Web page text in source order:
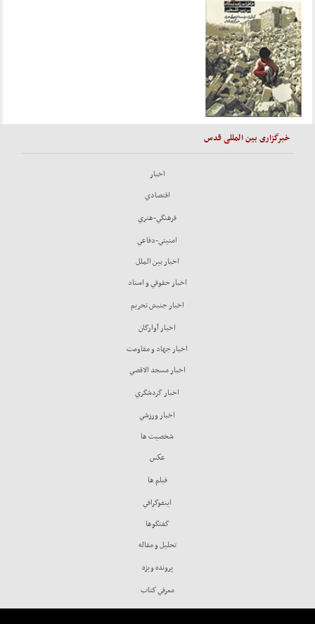
خبرگزاری بین المللی قدس
اخبار
اقتصادي
فرهنگي-هنري
امنيتي-دفاعي
اخبار بين الملل
اخبار حقوقي و اسناد
اخبار جنبش تحريم
اخبار آوارگان
اخبار جهاد و مقاومت
اخبار مسجد الاقصي
اخبار گردشگري
اخبار ورزشي
شخصيت ها
عكس
فيلم ها
اينفوگرافي
گفتگوها
تحليل و مقاله
پرونده ويژه
معرفي كتاب